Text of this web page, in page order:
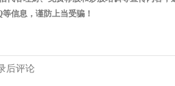
信息，谨防上当受骗！